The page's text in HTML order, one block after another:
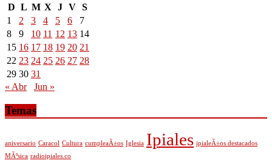
D L M X J V S
1
2 3 4 5 6
7
8
9 10 11 12 13 14
15 16 17 18 19 20 21
22 23 24 25 26 27 28
29 30 31
« Abr
Jun »
Temas
aniversario Caracol Cultura cumpleaÃ±os Iglesia Ipiales ipialeÃ±os destacados
MÃºsica radioipiales.co